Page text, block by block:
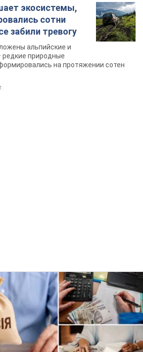
Пенсионный фонд:
увеличивают из-за исков, но
пресечения экс-послу